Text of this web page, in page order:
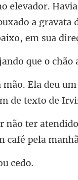
elevador.
que o chão
um